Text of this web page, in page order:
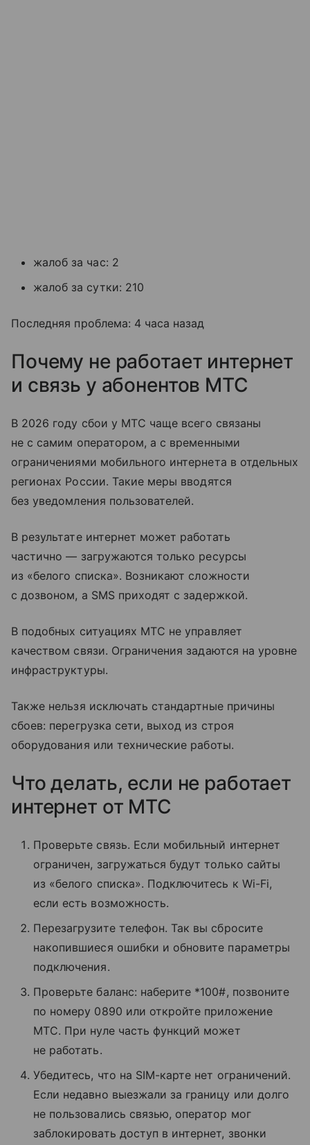
жалоб за час: 2
жалоб за сутки: 210
Последняя проблема: 4 часа назад
Почему не работает интернет
и связь у абонентов МТС
В 2026 году сбои у МТС чаще всего связаны
не с самим оператором, а с временными
ограничениями мобильного интернета в отдельных
регионах России. Такие меры вводятся
без уведомления пользователей.
В результате интернет может работать
частично — загружаются только ресурсы
из «белого списка». Возникают сложности
с дозвоном, а SMS приходят с задержкой.
В подобных ситуациях МТС не управляет
качеством связи. Ограничения задаются на уровне
инфраструктуры.
Также нельзя исключать стандартные причины
сбоев: перегрузка сети, выход из строя
оборудования или технические работы.
Что делать, если не работает
интернет от МТС
Проверьте связь. Если мобильный интернет
ограничен, загружаться будут только сайты
из «белого списка». Подключитесь к Wi-Fi,
если есть возможность.
Перезагрузите телефон. Так вы сбросите
накопившиеся ошибки и обновите параметры
подключения.
Проверьте баланс: наберите *100#, позвоните
по номеру 0890 или откройте приложение
МТС. При нуле часть функций может
не работать.
Убедитесь, что на SIM-карте нет ограничений.
Если недавно выезжали за границу или долго
не пользовались связью, оператор мог
заблокировать доступ в интернет, звонки